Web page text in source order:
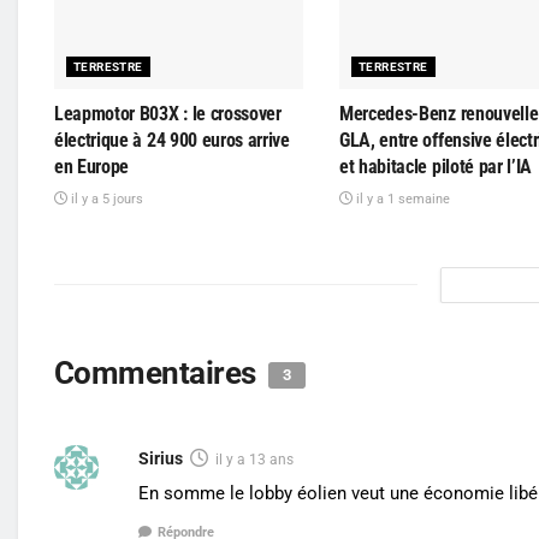
TERRESTRE
Leapmotor B03X : le crossover
électrique à 24 900 euros arrive
en Europe
il y a 5 jours
TERRESTRE
Mercedes-Benz
GLA, entre offensive
et habitacle piloté par l’IA
il y a 1 semaine
Commentaires 3
Sirius il y a 13 ans
En somme le lobby éolien veut une économie
Répondre